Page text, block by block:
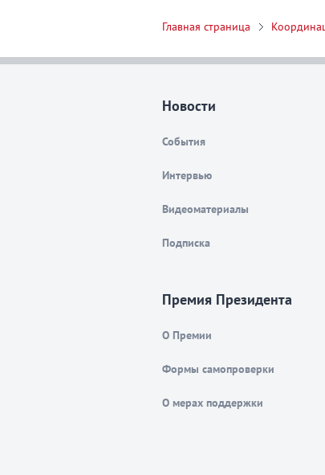
Главная страница
Новости
События
Интервью
Видеоматериалы
Подписка
Премия Президента
О Премии
Формы самопроверки
О мерах поддержки